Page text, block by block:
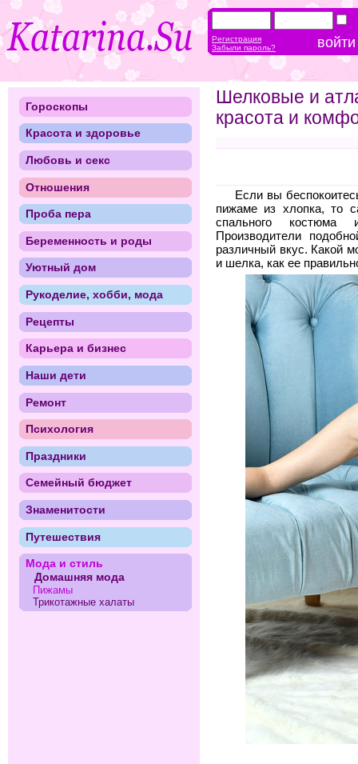
Шелковые и
красота и
Если вы
пижаме из хлопка, то
спального костюма
Производители
различный вкус. Какой
и шелка, как ее
Гороскопы
Красота и здоровье
Любовь и секс
Отношения
Проба пера
Беременность и роды
Уютный дом
Рукоделие, хобби, мода
Рецепты
Карьера и бизнес
Наши дети
Ремонт
Психология
Праздники
Семейный бюджет
Знаменитости
Путешествия
Мода и стиль
Домашняя мода
Пижамы
Трикотажные халаты
Регистрация
Забыли пароль?